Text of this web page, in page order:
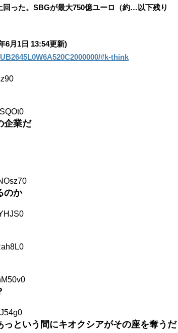
った。SBGが最大750億ユーロ（約…以下残り
6月1日 13:54更新)
#k-think
企業だ
のか
という間にキオクシアがその座を奪うだ